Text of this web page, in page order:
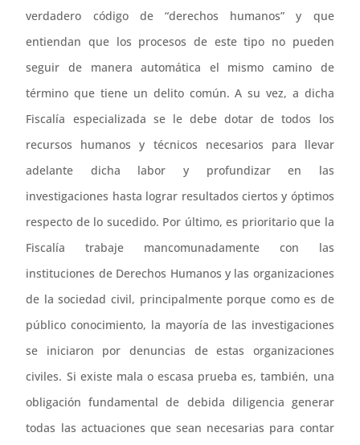
verdadero código de “derechos humanos” y que
entiendan que los procesos de este tipo no pueden
seguir de manera automática el mismo camino de
término que tiene un delito común. A su vez, a dicha
Fiscalía especializada se le debe dotar de todos los
recursos humanos y técnicos necesarios para llevar
adelante dicha labor y profundizar en las
investigaciones hasta lograr resultados ciertos y óptimos
respecto de lo sucedido. Por último, es prioritario que la
Fiscalía trabaje mancomunadamente con las
instituciones de Derechos Humanos y las organizaciones
de la sociedad civil, principalmente porque como es de
público conocimiento, la mayoría de las investigaciones
se iniciaron por denuncias de estas organizaciones
civiles. Si existe mala o escasa prueba es, también, una
obligación fundamental de debida diligencia generar
todas las actuaciones que sean necesarias para contar